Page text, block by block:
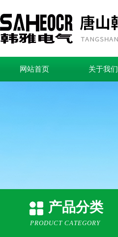
网站首页 关于我们
产品分类
PRODUCT CATEGORY